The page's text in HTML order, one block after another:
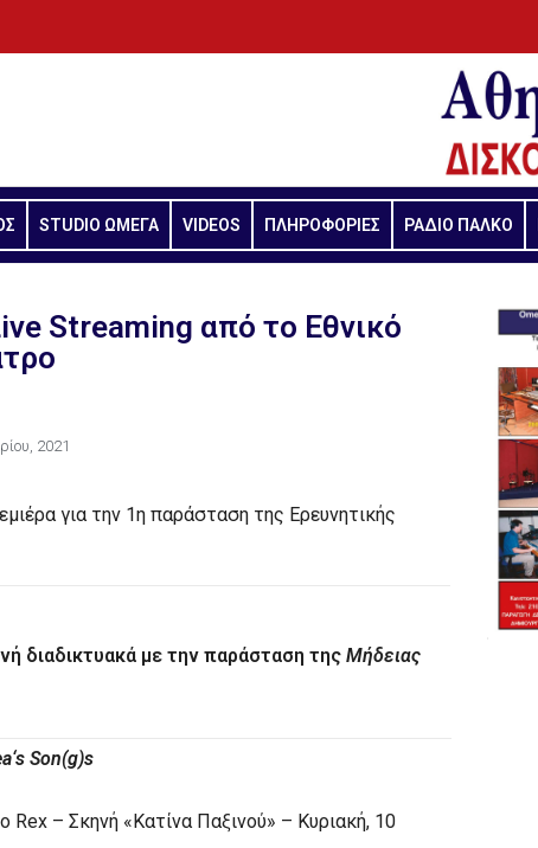
STUDIO ΩΜΕΓΑ VIDEOS ΠΛΗΡΟΦΟΡΙΕΣ ΡΑΔΙΟ ΠΑΛΚΟ
Streaming από το Εθνικό
2021
για την 1η παράσταση της Ερευνητικής
διαδικτυακά με την παράσταση τηςΜήδειας
‘s Son(g)s
– Σκηνή «Κατίνα Παξινού» – Κυριακή, 10